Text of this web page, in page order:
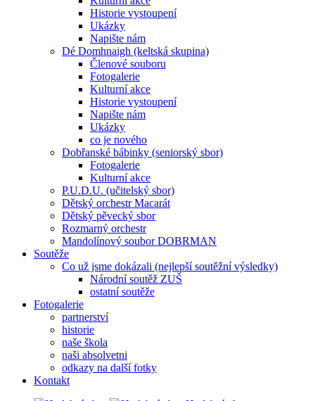
Historie vystoupení
Ukázky
Napište nám
Dé Domhnaigh (keltská skupina)
Členové souboru
Fotogalerie
Kulturní akce
Historie vystoupení
Napište nám
Ukázky
co je nového
Dobřanské bábinky (seniorský sbor)
Fotogalerie
Kulturní akce
P.U.D.U. (učitelský sbor)
Dětský orchestr Macarát
Dětský pěvecký sbor
Rozmarný orchestr
Mandolínový soubor DOBRMAN
Soutěže
Co už jsme dokázali (nejlepší soutěžní výsledky)
Národní soutěž ZUŠ
ostatní soutěže
Fotogalerie
partnerství
historie
naše škola
naši absolvetni
odkazy na další fotky
Kontakt